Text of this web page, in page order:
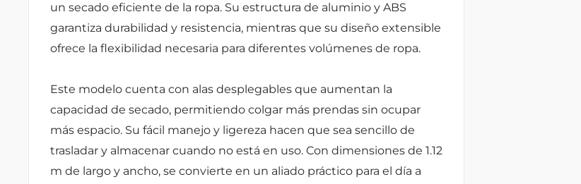
un secado eficiente de la ropa. Su estructura de aluminio y ABS
garantiza durabilidad y resistencia, mientras que su diseño extensible
ofrece la flexibilidad necesaria para diferentes volúmenes de ropa.
Este modelo cuenta con alas desplegables que aumentan la
capacidad de secado, permitiendo colgar más prendas sin ocupar
más espacio. Su fácil manejo y ligereza hacen que sea sencillo de
trasladar y almacenar cuando no está en uso. Con dimensiones de 1.12
m de largo y ancho, se convierte en un aliado práctico para el día a